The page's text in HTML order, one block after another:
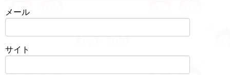
メール
サイト